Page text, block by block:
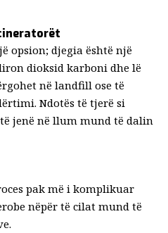
opsion; djegia është një
dioksid karboni dhe lë
në landfill ose të
Ndotës të tjerë si
jenë në llum mund të dalin
pak më i komplikuar
nëpër të cilat mund të